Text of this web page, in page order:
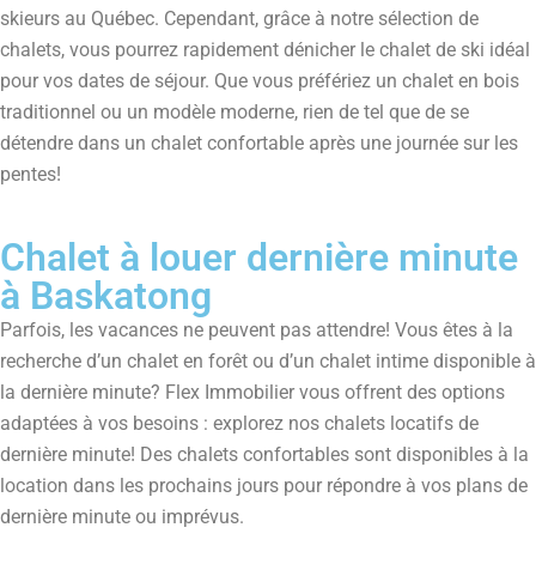
skieurs au Québec. Cependant, grâce à notre sélection de
chalets, vous pourrez rapidement dénicher le chalet de ski idéal
pour vos dates de séjour. Que vous préfériez un chalet en bois
traditionnel ou un modèle moderne, rien de tel que de se
détendre dans un chalet confortable après une journée sur les
pentes!
Chalet à louer dernière minute
à Baskatong
Parfois, les vacances ne peuvent pas attendre! Vous êtes à la
recherche d’un chalet en forêt ou d’un chalet intime disponible à
la dernière minute? Flex Immobilier vous offrent des options
adaptées à vos besoins : explorez nos chalets locatifs de
dernière minute! Des chalets confortables sont disponibles à la
location dans les prochains jours pour répondre à vos plans de
dernière minute ou imprévus.